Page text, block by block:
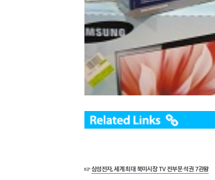
☞삼성전자, 세계 최대 북미시장 TV 전부문 석권 7관왕